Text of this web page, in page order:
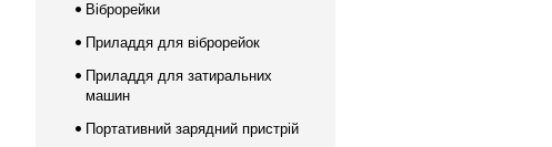
Віброрейки
Приладдя для віброрейок
Приладдя для затиральних
машин
Портативний зарядний пристрій